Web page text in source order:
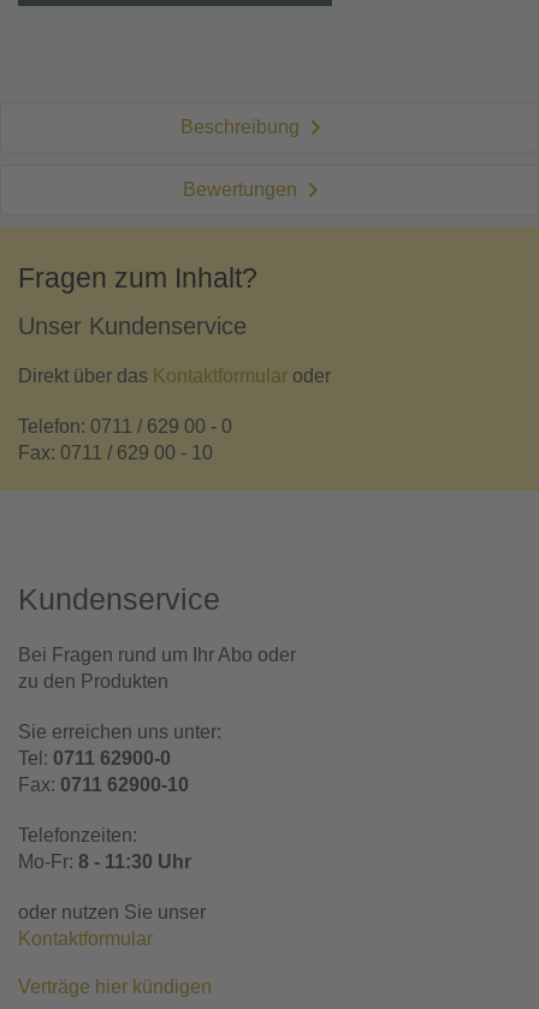
Beschreibung
Bewertungen
Fragen zum Inhalt?
Unser Kundenservice
Direkt über das Kontaktformular oder
Telefon: 0711 / 629 00 - 0
Fax: 0711 / 629 00 - 10
Kundenservice
Bei Fragen rund um Ihr Abo oder
zu den Produkten
Sie erreichen uns unter:
Tel: 0711 62900-0
Fax: 0711 62900-10
Telefonzeiten:
Mo-Fr: 8 - 11:30 Uhr
oder nutzen Sie unser
Kontaktformular
Verträge hier kündigen